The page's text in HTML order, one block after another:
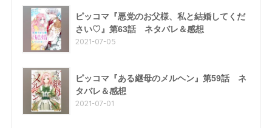
ピッコマ『悪党のお父様、私と結婚してくだ
さい♡』第63話 ネタバレ＆感想
2021-07-05
ピッコマ『ある継母のメルヘン』第59話 ネ
タバレ＆感想
2021-07-01